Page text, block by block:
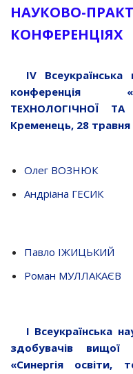
НАУКОВО-
КОНФЕРЕНЦІЯХ
IV Всеукраїнська
конференція
ТЕХНОЛОГІЧНОЇ
Кременець, 28 травня
Олег ВОЗНЮК
Андріана ГЕСИК
Павло ІЖИЦЬКИЙ
Роман МУЛЛАКАЄВ
I Всеукраїнська
здобувачів
«Синергія освіти,